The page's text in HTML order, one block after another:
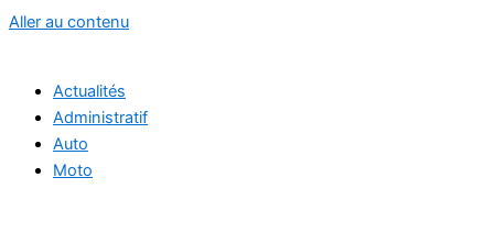
Aller au contenu
Actualités
Administratif
Auto
Moto